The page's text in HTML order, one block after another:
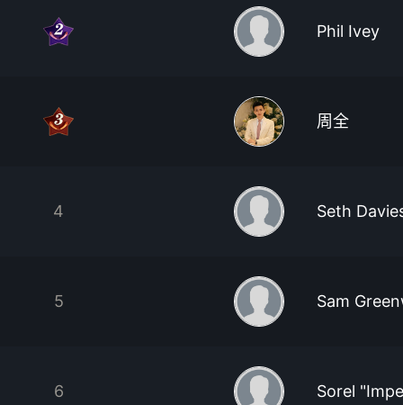
Phil Ivey
周全
4 Seth
5 Sam
6 Sorel